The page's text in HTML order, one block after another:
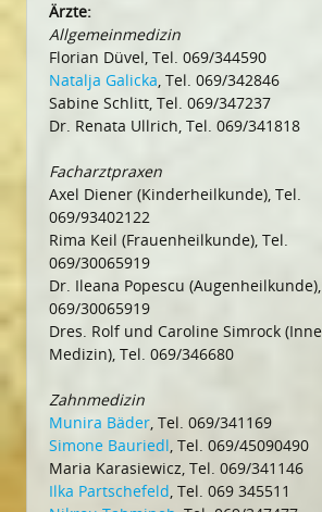
Ärzte:
Allgemeinmedizin
Florian Düvel, Tel. 069/344590
Natalja Galicka, Tel. 069/342846
Sabine Schlitt, Tel. 069/347237
Dr. Renata Ullrich, Tel. 069/341818
Facharztpraxen
Axel Diener (Kinderheilkunde), Tel.
069/93402122
Rima Keil (Frauenheilkunde), Tel.
069/30065919
Dr. Ileana Popescu
069/30065919
Dres. Rolf und Caroline Simrock
Medizin), Tel. 069/346680
Zahnmedizin
Munira Bäder, Tel. 069/341169
Simone Bauriedl, Tel. 069/45090490
Maria Karasiewicz, Tel. 069/341146
Ilka Partschefeld, Tel. 069 345511